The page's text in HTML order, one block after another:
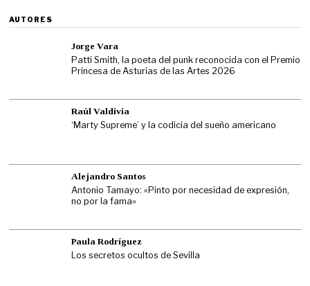
AUTORES
Jorge Vara
Patti Smith, la poeta del punk reconocida con el Premio
Princesa de Asturias de las Artes 2026
Raúl Valdivia
‘Marty Supreme’ y la codicia del sueño americano
Alejandro Santos
Antonio Tamayo: «Pinto por necesidad de expresión,
no por la fama»
Paula Rodríguez
Los secretos ocultos de Sevilla